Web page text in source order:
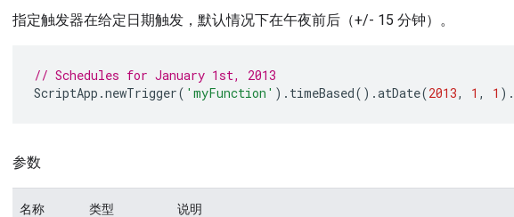
指定触发器在给定日期触发，默认情况下在午夜前后（+/- 15 分钟）。
// Schedules for January 1st, 2013
ScriptApp .newTrigger( 'myFunction' ). timeBased().atDate(2013, 1 , 1 ).
参数
名称 类型 说明